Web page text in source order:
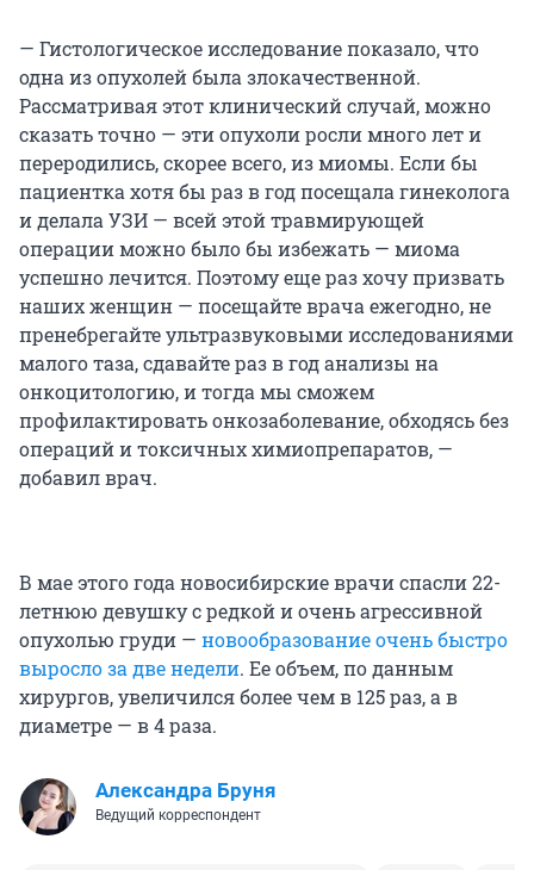
— Гистологическое исследование показало, что
одна из опухолей была злокачественной.
Рассматривая этот клинический случай, можно
сказать точно — эти опухоли росли много лет и
переродились, скорее всего, из миомы. Если бы
пациентка хотя бы раз в год посещала гинеколога
и делала УЗИ — всей этой травмирующей
операции можно было бы избежать — миома
успешно лечится. Поэтому еще раз хочу призвать
наших женщин — посещайте врача ежегодно, не
пренебрегайте ультразвуковыми исследованиями
малого таза, сдавайте раз в год анализы на
онкоцитологию, и тогда мы сможем
профилактировать онкозаболевание, обходясь без
операций и токсичных химиопрепаратов, —
добавил врач.
В мае этого года новосибирские врачи спасли 22-
летнюю девушку с редкой и очень агрессивной
опухолью груди — новообразование очень быстро
выросло за две недели. Ее объем, по данным
хирургов, увеличился более чем в 125 раз, а в
диаметре — в 4 раза.
Александра Бруня
Ведущий корреспондент